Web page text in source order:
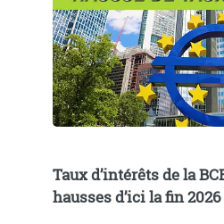
Taux d’intérêts de la
hausses d’ici la fin 2026